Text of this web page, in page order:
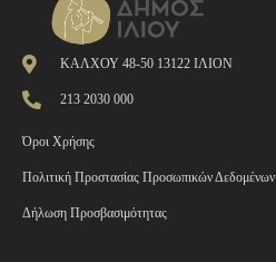
ΚΑΛΧΟΥ 48-50 13122 ΙΛΙΟΝ
213 2030 000
Όροι Χρήσης
Πολιτική Προστασίας Προσωπικών Δεδομένων
Δήλωση Προσβασιμότητας